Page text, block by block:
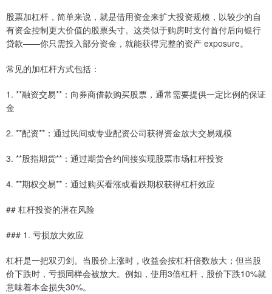
股票加杠杆，简单来说，就是借用资金来扩大投资规模，以较少的自
有资金控制更大价值的股票头寸。这类似于购房时支付首付后向银行
贷款——你只需投入部分资金，就能获得完整的资产 exposure。
常见的加杠杆方式包括：
1. **融资交易**：向券商借款购买股票，通常需要提供一定比例的保证
金
2. **配资**：通过民间或专业配资公司获得资金放大交易规模
3. **股指期货**：通过期货合约间接实现股票市场杠杆投资
4. **期权交易**：通过购买看涨或看跌期权获得杠杆效应
## 杠杆投资的潜在风险
### 1. 亏损放大效应
杠杆是一把双刃剑。当股价上涨时，收益会按杠杆倍数放大；但当股
价下跌时，亏损同样会被放大。例如，使用3倍杠杆，股价下跌10%就
意味着本金损失30%。